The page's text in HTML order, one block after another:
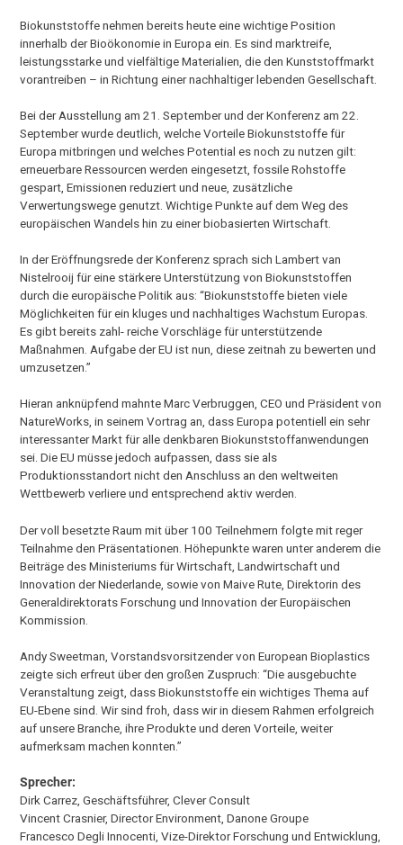
Biokunststoffe nehmen bereits heute eine wichtige Position
innerhalb der Bioökonomie in Europa ein. Es sind marktreife,
leistungsstarke und vielfältige Materialien, die den Kunststoffmarkt
vorantreiben – in Richtung einer nachhaltiger lebenden Gesellschaft.
Bei der Ausstellung am 21. September und der Konferenz am 22.
September wurde deutlich, welche Vorteile Biokunststoffe für
Europa mitbringen und welches Potential es noch zu nutzen gilt:
erneuerbare Ressourcen werden eingesetzt, fossile Rohstoffe
gespart, Emissionen reduziert und neue, zusätzliche
Verwertungswege genutzt. Wichtige Punkte auf dem Weg des
europäischen Wandels hin zu einer biobasierten Wirtschaft.
In der Eröffnungsrede der Konferenz sprach sich Lambert van
Nistelrooij für eine stärkere Unterstützung von Biokunststoffen
durch die europäische Politik aus: “Biokunststoffe bieten viele
Möglichkeiten für ein kluges und nachhaltiges Wachstum Europas.
Es gibt bereits zahl- reiche Vorschläge für unterstützende
Maßnahmen. Aufgabe der EU ist nun, diese zeitnah zu bewerten und
umzusetzen.”
Hieran anknüpfend mahnte Marc Verbruggen, CEO und Präsident von
NatureWorks, in seinem Vortrag an, dass Europa potentiell ein sehr
interessanter Markt für alle denkbaren Biokunststoffanwendungen
sei. Die EU müsse jedoch aufpassen, dass sie als
Produktionsstandort nicht den Anschluss an den weltweiten
Wettbewerb verliere und entsprechend aktiv werden.
Der voll besetzte Raum mit über 100 Teilnehmern folgte mit reger
Teilnahme den Präsentationen. Höhepunkte waren unter anderem die
Beiträge des Ministeriums für Wirtschaft, Landwirtschaft und
Innovation der Niederlande, sowie von Maive Rute, Direktorin des
Generaldirektorats Forschung und Innovation der Europäischen
Kommission.
Andy Sweetman, Vorstandsvorsitzender von European Bioplastics
zeigte sich erfreut über den großen Zuspruch: “Die ausgebuchte
Veranstaltung zeigt, dass Biokunststoffe ein wichtiges Thema auf
EU-Ebene sind. Wir sind froh, dass wir in diesem Rahmen erfolgreich
auf unsere Branche, ihre Produkte und deren Vorteile, weiter
aufmerksam machen konnten.”
Sprecher:
Dirk Carrez, Geschäftsführer, Clever Consult
Vincent Crasnier, Director Environment, Danone Groupe
Francesco Degli Innocenti, Vize-Direktor Forschung und Entwicklung,